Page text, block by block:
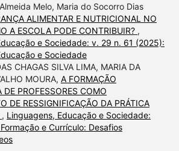
Melo, Maria do Socorro Dias
ALIMENTAR E NUTRICIONAL NO
A ESCOLA PODE CONTRIBUIR? ,
e Sociedade: v. 29 n. 61 (2025):
e Sociedade
CHAGAS SILVA LIMA, MARIA DA
MOURA, A FORMAÇÃO
PROFESSORES COMO
DE RESSIGNIFICAÇÃO DA PRÁTICA
, Linguagens, Educação e Sociedade:
e Currículo: Desafios